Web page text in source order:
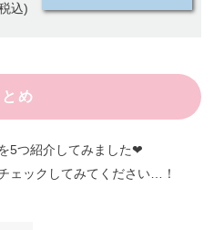
込)
とめ
5つ紹介してみました❤︎
ェックしてみてください…！